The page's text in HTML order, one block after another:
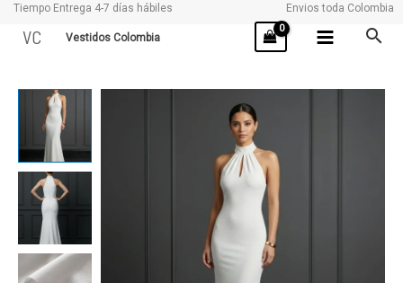
Tiempo Entrega 4-7 días hábiles Envios toda Colombia
VC Vestidos Colombia
MIKU
cantidad